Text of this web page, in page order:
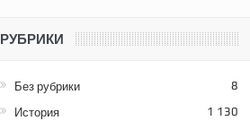
РУБРИКИ
Без рубрики 8
История 1 130